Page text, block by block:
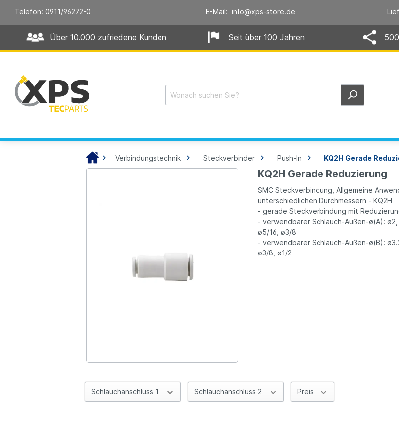
Telefon: 0911/96272-0 E-Mail: info@xps-store.de
Über 10.000 zufriedene Kunden Seit über 100 Jahren
Verbindungstechnik Steckverbinder Push-In KQ2H Gerade
KQ2H Gerade Reduzierung
SMC Steckverbindung, Allgemeine
unterschiedlichen Durchmessern - KQ2H
- gerade Steckverbindung mit
- verwendbarer Schlauch-Außen-ø(A):
ø5/16, ø3/8
- verwendbarer Schlauch-Außen-ø(B):
ø3/8, ø1/2
Schlauchanschluss 1 Schlauchanschluss 2 Preis